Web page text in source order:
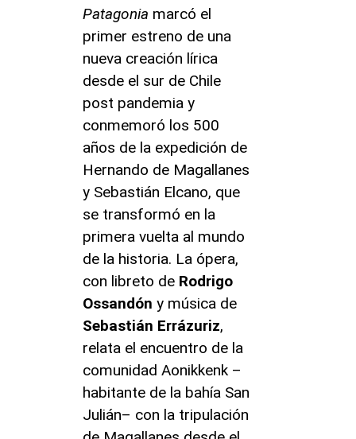
Patagonia marcó el
primer estreno de una
nueva creación lírica
desde el sur de Chile
post pandemia y
conmemoró los 500
años de la expedición de
Hernando de Magallanes
y Sebastián Elcano, que
se transformó en la
primera vuelta al mundo
de la historia. La ópera,
con libreto de Rodrigo
Ossandón y música de
Sebastián Errázuriz,
relata el encuentro de la
comunidad Aonikkenk –
habitante de la bahía San
Julián– con la tripulación